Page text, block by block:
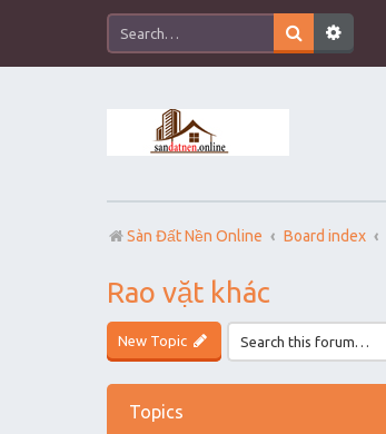
Sàn Đất Nền Online Board index
Rao vặt khác
New Topic
Topics